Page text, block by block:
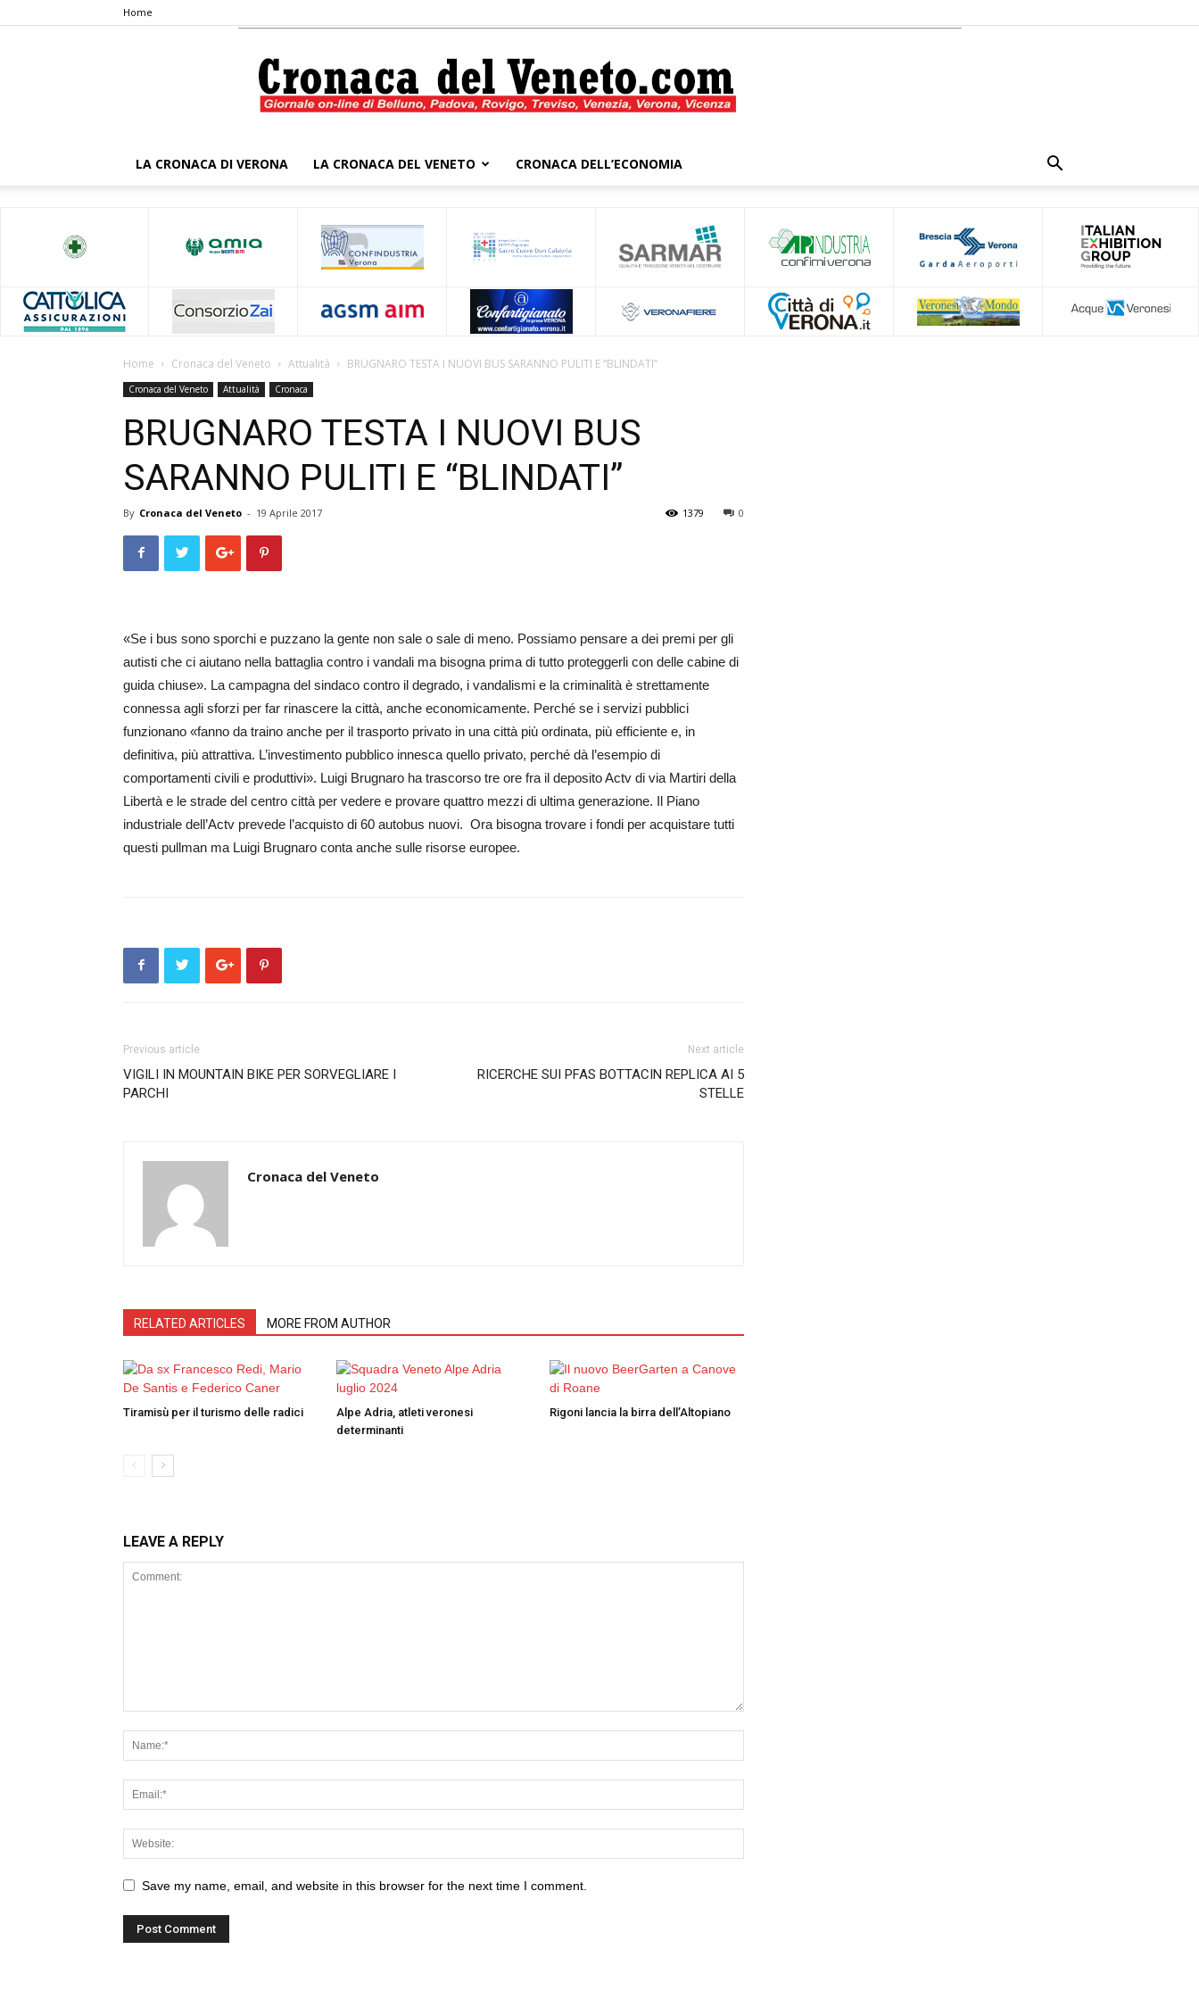
Home
Veneto
LA CRONACA DI VERONA LA CRONACA DEL VENETO CRONACA DELL’ECONOMIA
Home Cronaca del Veneto Attualità BRUGNARO TESTA I NUOVI BUS SARANNO PULITI E “BLINDATI”
Cronaca del Veneto Attualità Cronaca
BRUGNARO TESTA I NUOVI BUS
SARANNO PULITI E “BLINDATI”
By Cronaca del Veneto - 19 Aprile 2017 0
1379
«Se i bus sono sporchi e puzzano la gente non sale o sale di meno. Possiamo pensare a dei premi per gli
autisti che ci aiutano nella battaglia contro i vandali ma bisogna prima di tutto proteggerli con delle cabine di
guida chiuse». La campagna del sindaco contro il degrado, i vandalismi e la criminalità è strettamente
connessa agli sforzi per far rinascere la città, anche economicamente. Per­ché se i servizi pubblici
funzionano «fanno da traino anche per il trasporto privato in una città più ordinata, più efficiente e, in
definitiva, più attrattiva. L’investimento pubblico innesca quello privato, perché dà l’esempio di
comportamenti civili e produttivi». Luigi Brugnaro ha trascorso tre ore fra il deposito Actv di via Martiri della
Libertà e le strade del centro città per vedere e provare quattro mezzi di ultima generazione. Il Piano
industriale dell’Actv prevede l’acquisto di 60 autobus nuovi. Ora bisogna trovare i fondi per acquistare tutti
questi pullman ma Luigi Brugnaro conta anche sulle risorse europee.
Previous article
VIGILI IN MOUNTAIN BIKE PER SORVEGLIARE I
PARCHI
Next article
RICERCHE SUI PFAS BOTTACIN REPLICA AI 5
STELLE
Cronaca del Veneto
RELATED ARTICLES MORE FROM AUTHOR
Tiramisù per il turismo delle radici
Alpe Adria, atleti veronesi
determinanti
Rigoni lancia la birra dell’Altopiano
LEAVE A REPLY
Save my name, email, and website in this browser for the next time I comment.